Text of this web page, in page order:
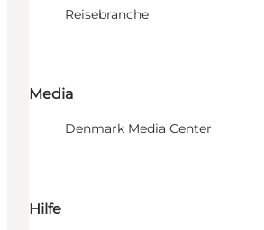
Reisebranche
Media
Denmark Media Center
Hilfe